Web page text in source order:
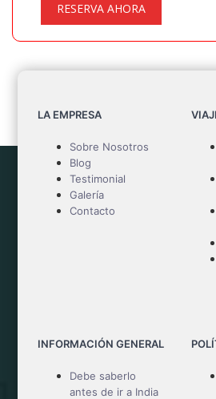
RESERVA AHORA
LA EMPRESA
Sobre Nosotros
Blog
Testimonial
Galería
Contacto
INFORMACIÓN GENERAL
Debe saberlo
antes de ir a India